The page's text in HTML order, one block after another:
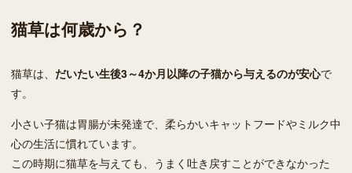
猫草は何歳から？
猫草は、 だいたい生後3～4か月以降の子猫から与えるのが安心で
す。
小さい子猫は胃腸が未発達で、柔らかいキャットフードやミルク中
心の生活に慣れています。
この時期に猫草を与えても、うまく吐き戻すことができなかった